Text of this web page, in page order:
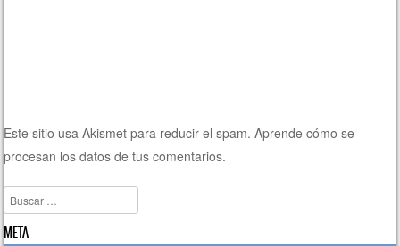
Este sitio usa Akismet para reducir el spam.Aprende cómo se
procesan los datos de tus comentarios.
Buscar
META